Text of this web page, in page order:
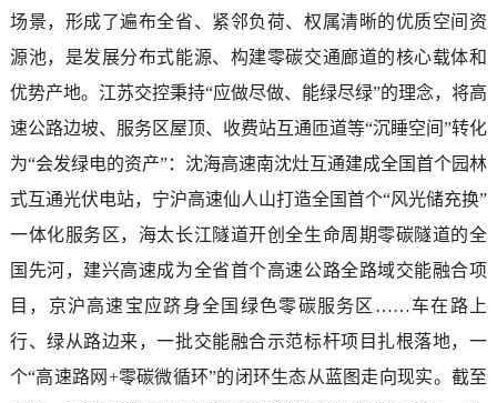
场景，形成了遍布全省、紧邻负荷、权属清晰的优质空间资
源池，是发展分布式能源、构建零碳交通廊道的核心载体和
优势产地。江苏交控秉持“应做尽做、能绿尽绿”的理念，将高
速公路边坡、服务区屋顶、收费站互通匝道等“沉睡空间”转化
为“会发绿电的资产”：沈海高速南沈灶互通建成全国首个园林
式互通光伏电站，宁沪高速仙人山打造全国首个“风光储充换”
一体化服务区，海太长江隧道开创全生命周期零碳隧道的全
国先河，建兴高速成为全省首个高速公路全路域交能融合项
目，京沪高速宝应跻身全国绿色零碳服务区……车在路上
行、绿从路边来，一批交能融合示范标杆项目扎根落地，一
个“高速路网+零碳微循环”的闭环生态从蓝图走向现实。截至